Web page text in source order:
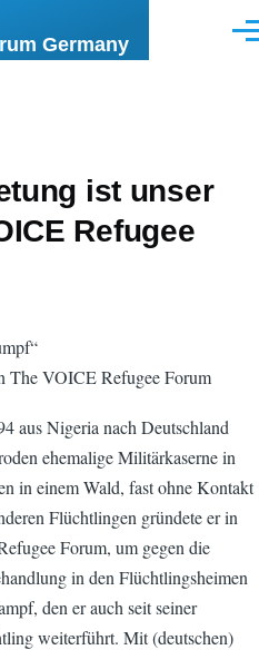
Germany
ist unser
Refugee
The VOICE Refugee Forum
aus Nigeria nach Deutschland
ehemalige Militärkaserne in
in einem Wald, fast ohne Kontakt
Flüchtlingen gründete er in
Forum, um gegen die
in den Flüchtlingsheimen
den er auch seit seiner
weiterführt. Mit (deutschen)